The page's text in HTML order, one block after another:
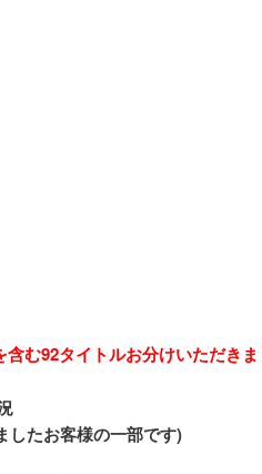
む92タイトルお分けいただき
したお客様の一部です)